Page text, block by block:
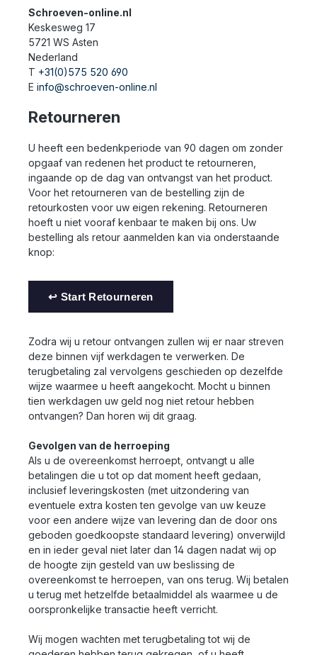
Schroeven-online.nl
Keskesweg 17
5721 WS Asten
Nederland
T +31(0)575 520 690
E info@schroeven-online.nl
Retourneren
U heeft een bedenkperiode van 90 dagen om zonder
opgaaf van redenen het product te retourneren,
ingaande op de dag van ontvangst van het product.
Voor het retourneren van de bestelling zijn de
retourkosten voor uw eigen rekening. Retourneren
hoeft u niet vooraf kenbaar te maken bij ons. Uw
bestelling als retour aanmelden kan via onderstaande
knop:
↩ Start Retourneren
Zodra wij u retour ontvangen zullen wij er naar streven
deze binnen vijf werkdagen te verwerken. De
terugbetaling zal vervolgens geschieden op dezelfde
wijze waarmee u heeft aangekocht. Mocht u binnen
tien werkdagen uw geld nog niet retour hebben
ontvangen? Dan horen wij dit graag.
Gevolgen van de herroeping
Als u de overeenkomst herroept, ontvangt u alle
betalingen die u tot op dat moment heeft gedaan,
inclusief leveringskosten (met uitzondering van
eventuele extra kosten ten gevolge van uw keuze
voor een andere wijze van levering dan de door ons
geboden goedkoopste standaard levering) onverwijld
en in ieder geval niet later dan 14 dagen nadat wij op
de hoogte zijn gesteld van uw beslissing de
overeenkomst te herroepen, van ons terug. Wij betalen
u terug met hetzelfde betaalmiddel als waarmee u de
oorspronkelijke transactie heeft verricht.
Wij mogen wachten met terugbetaling tot wij de